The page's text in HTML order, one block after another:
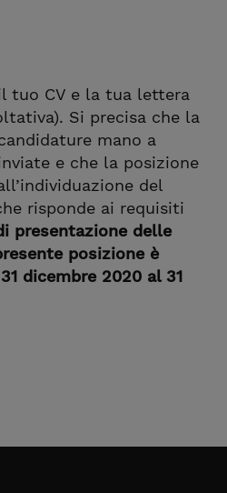
tuo CV e la tua lettera
Si precisa che la
mano a
e che la posizione
del
risponde ai requisiti
presentazione delle
posizione è
dicembre 2020 al 31